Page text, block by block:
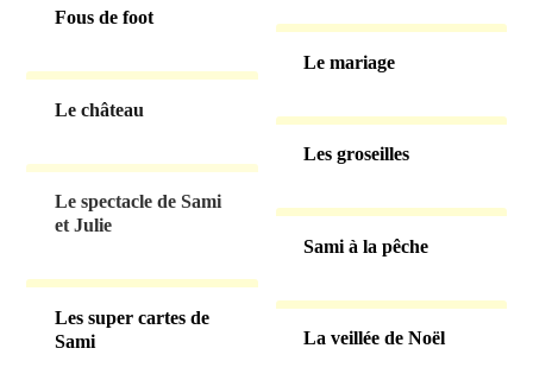
Fous de foot
Le château
Le mariage
Le spectacle de Sami
et Julie
Les groseilles
Les super cartes de
Sami
Sami à la pêche
La veillée de Noël